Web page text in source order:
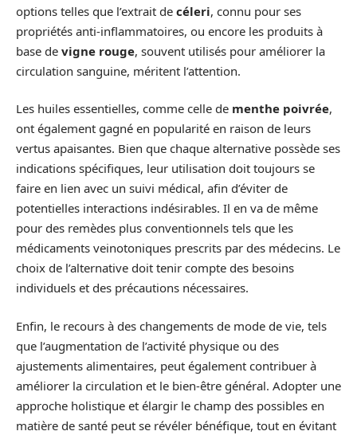
options telles que l’extrait de céleri, connu pour ses
propriétés anti-inflammatoires, ou encore les produits à
base de vigne rouge, souvent utilisés pour améliorer la
circulation sanguine, méritent l’attention.
Les huiles essentielles, comme celle de menthe poivrée,
ont également gagné en popularité en raison de leurs
vertus apaisantes. Bien que chaque alternative possède ses
indications spécifiques, leur utilisation doit toujours se
faire en lien avec un suivi médical, afin d’éviter de
potentielles interactions indésirables. Il en va de même
pour des remèdes plus conventionnels tels que les
médicaments veinotoniques prescrits par des médecins. Le
choix de l’alternative doit tenir compte des besoins
individuels et des précautions nécessaires.
Enfin, le recours à des changements de mode de vie, tels
que l’augmentation de l’activité physique ou des
ajustements alimentaires, peut également contribuer à
améliorer la circulation et le bien-être général. Adopter une
approche holistique et élargir le champ des possibles en
matière de santé peut se révéler bénéfique, tout en évitant